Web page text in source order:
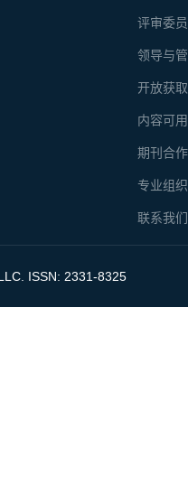
评审委
领导与
开放获
内容可
期刊合
专业组
联系我们
ISSN: 2331-8325